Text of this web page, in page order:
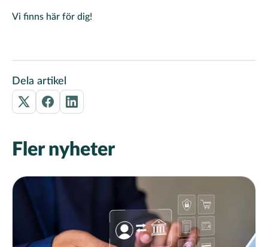
Vi finns här för dig!
Dela artikel
Fler nyheter